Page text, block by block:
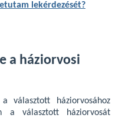
lekérdezését?
a háziorvosi
választott háziorvosához
a választott háziorvosát